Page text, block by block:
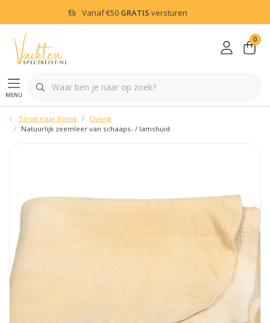
Vanaf€50 GRATIS versturen
menu
0
Terug naar home
Overig
Natuurlijk zeemleer van schaaps- / lamshuid